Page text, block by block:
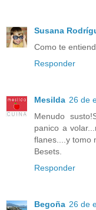
Susana
Como te
Responder
Mesilda 26 de
Menudo
panico a
flanes....y tomo
Besets.
Responder
Begoña 26 de